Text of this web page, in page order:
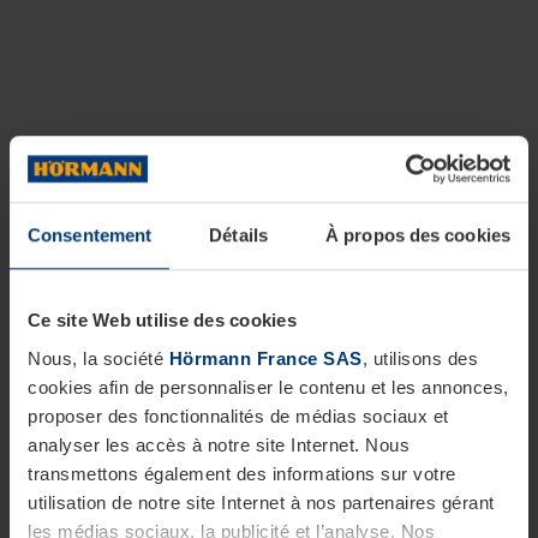
Consentement Détails À propos des cookies
Ce site Web utilise des cookies
Nous, la société Hörmann France SAS, utilisons des
cookies afin de personnaliser le contenu et les annonces,
proposer des fonctionnalités de médias sociaux et
analyser les accès à notre site Internet. Nous
transmettons également des informations sur votre
utilisation de notre site Internet à nos partenaires gérant
les médias sociaux, la publicité et l’analyse. Nos